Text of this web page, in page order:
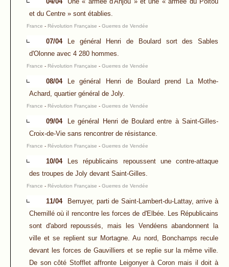
et du Centre » sont établies.
France - Révolution Française - Guerres de Vendée
07/04
Le général Henri de Boulard sort des Sables
d'Olonne avec 4 280 hommes.
France - Révolution Française - Guerres de Vendée
08/04
Le général Henri de Boulard prend La Mothe-
Achard, quartier général de Joly.
France - Révolution Française - Guerres de Vendée
09/04
Le général Henri de Boulard entre à Saint-Gilles-
Croix-de-Vie sans rencontrer de résistance.
France - Révolution Française - Guerres de Vendée
10/04
Les républicains repoussent une contre-attaque
des troupes de Joly devant Saint-Gilles.
France - Révolution Française - Guerres de Vendée
11/04
Berruyer, parti de Saint-Lambert-du-Lattay, arrive à
Chemillé où il rencontre les forces de d'Elbée. Les Républicains
sont d'abord repoussés, mais les Vendéens abandonnent la
ville et se replient sur Mortagne. Au nord, Bonchamps recule
devant les forces de Gauvilliers et se replie sur la même ville.
De son côté Stofflet affronte Leigonyer à Coron mais il doit à